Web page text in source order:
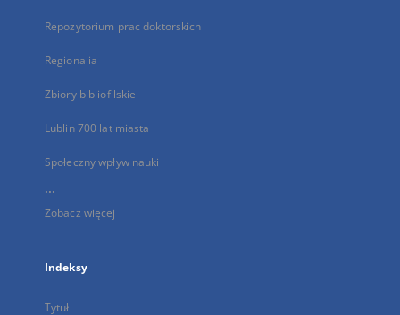
Repozytorium prac doktorskich
Regionalia
Zbiory bibliofilskie
Lublin 700 lat miasta
Społeczny wpływ nauki
...
Zobacz więcej
Indeksy
Tytuł